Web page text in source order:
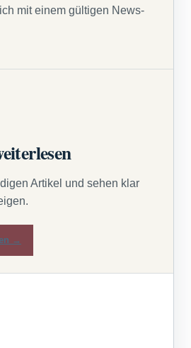
mit einem gültigen News-
Artikel und sehen klar
→